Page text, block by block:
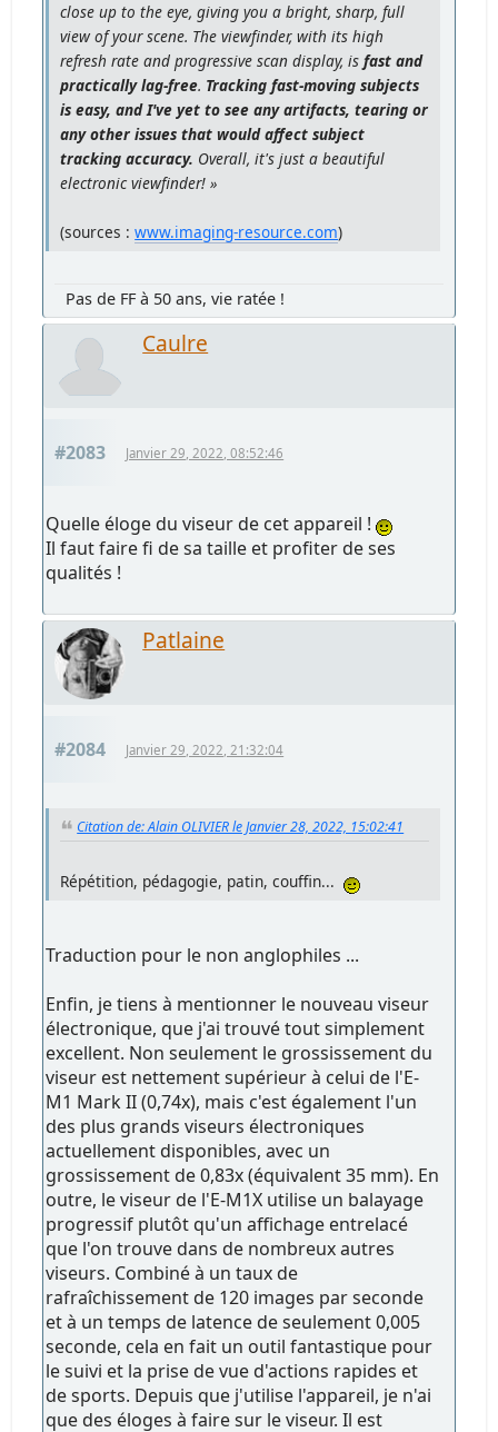
close up to the eye, giving you a bright, sharp, full
view of your scene. The viewfinder, with its high
refresh rate and progressive scan display, isfast and
practically lag-free. Tracking fast-moving subjects
is easy, and I've yet to see any artifacts, tearing or
any other issues that would affect subject
tracking accuracy. Overall, it's just a beautiful
electronic viewfinder! »
(sources :www.imaging-resource.com)
Pas de FF à 50 ans, vie ratée !
Caulre
#2083 Janvier 29, 2022, 08:52:46
Quelle éloge du viseur de cet appareil !
Il faut faire fi de sa taille et profiter de ses
qualités !
Patlaine
#2084 Janvier 29, 2022, 21:32:04
Citation de: Alain OLIVIER le Janvier 28, 2022, 15:02:41
Répétition, pédagogie, patin, couffin...
Traduction pour le non anglophiles ...
Enfin, je tiens à mentionner le nouveau viseur
électronique, que j'ai trouvé tout simplement
excellent. Non seulement le grossissement du
viseur est nettement supérieur à celui de l'E-
M1 Mark II (0,74x), mais c'est également l'un
des plus grands viseurs électroniques
actuellement disponibles, avec un
grossissement de 0,83x (équivalent 35 mm). En
outre, le viseur de l'E-M1X utilise un balayage
progressif plutôt qu'un affichage entrelacé
que l'on trouve dans de nombreux autres
viseurs. Combiné à un taux de
rafraîchissement de 120 images par seconde
et à un temps de latence de seulement 0,005
seconde, cela en fait un outil fantastique pour
le suivi et la prise de vue d'actions rapides et
de sports. Depuis que j'utilise l'appareil, je n'ai
que des éloges à faire sur le viseur. Il est